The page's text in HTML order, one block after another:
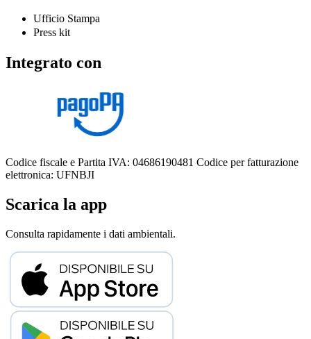
Ufficio Stampa
Press kit
Integrato con
Codice fiscale e Partita IVA: 04686190481 Codice per fatturazione
elettronica: UFNBJI
Scarica la app
Consulta rapidamente i dati ambientali.